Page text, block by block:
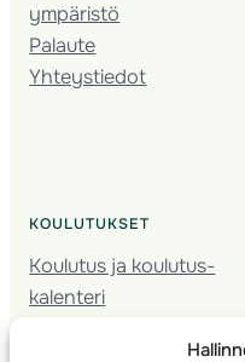
ympäristö
Palaute
Yhteystiedot
KOULUTUKSET
Koulutus ja koulutus­
kalenteri